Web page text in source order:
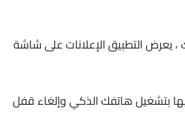
، يعرض التطبيق الإعلانات على شاشة
بتشغيل هاتفك الذكي وإلغاء قفل